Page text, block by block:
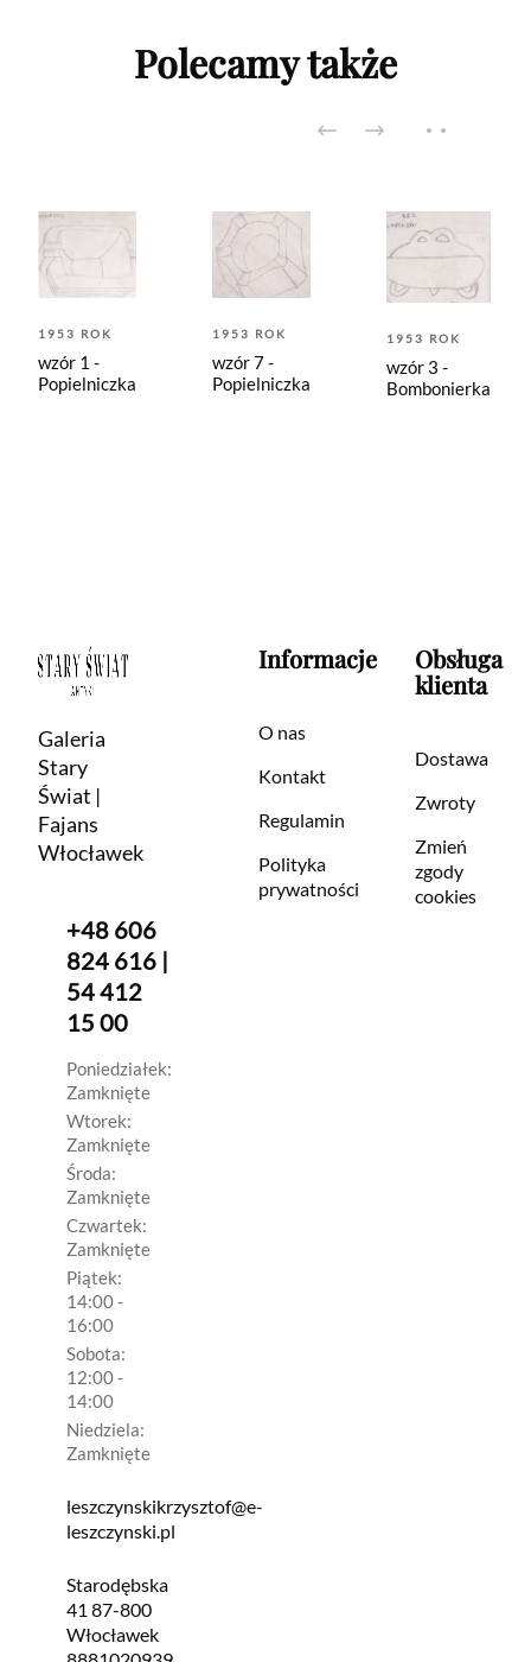
Polecamy także
1953 ROK
wzór 1 -
Popielniczka
1953 ROK
wzór 7 -
Popielniczka
1953 ROK
wzór 3 -
Bombonierka
Galeria
Stary
Świat |
Fajans
Włocławek
+48 606
824 616 |
54 412
15 00
Poniedziałek:
Zamknięte
Wtorek:
Zamknięte
Środa:
Zamknięte
Czwartek:
Zamknięte
Piątek:
14:00 -
16:00
Sobota:
12:00 -
14:00
Niedziela:
Zamknięte
leszczynskikrzysztof@e-
leszczynski.pl
Starodębska
41 87-800
Włocławek
Informacje
O nas
Kontakt
Regulamin
Polityka
prywatności
Obsługa
klienta
Dostawa
Zwroty
Zmień
zgody
cookies